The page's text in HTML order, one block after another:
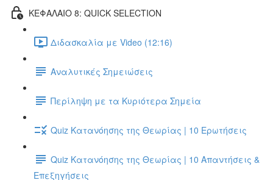
ΚΕΦΑΛΑΙΟ 8: QUICK SELECTION
Διδασκαλία με Video (12:16)
Αναλυτικές Σημειώσεις
Περίληψη με τα Κυριότερα Σημεία
Quiz Κατανόησης της Θεωρίας | 10 Ερωτήσεις
Quiz Κατανόησης της Θεωρίας | 10 Απαντήσεις &
Επεξηγήσεις